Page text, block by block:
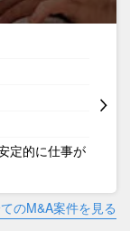
定的に仕事が
のM&A案件を見る